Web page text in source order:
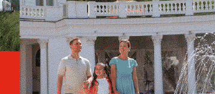
«Лучше, чем на лошади»:
Путин пошутил о сложном
маршруте Фицо в Москву